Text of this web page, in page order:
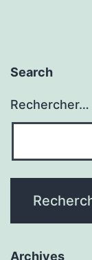
Search
Rechercher…
Archives